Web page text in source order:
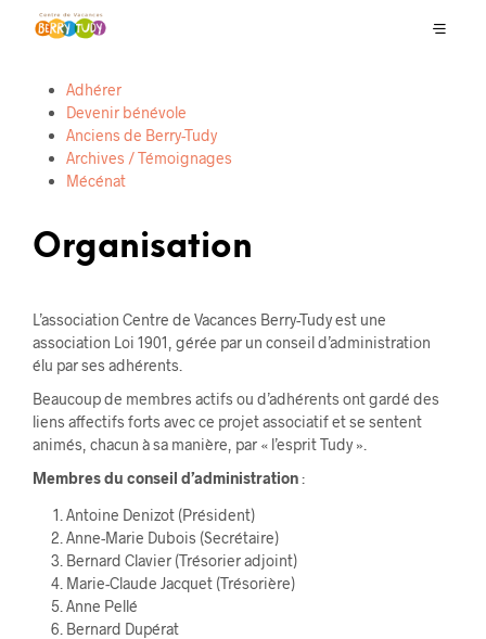
Adhérer
Devenir bénévole
Anciens de Berry-Tudy
Archives / Témoignages
Mécénat
Organisation
L’association Centre de Vacances Berry-Tudy est une
association Loi 1901, gérée par un conseil d’administration
élu par ses adhérents.
Beaucoup de membres actifs ou d’adhérents ont gardé des
liens affectifs forts avec ce projet associatif et se sentent
animés, chacun à sa manière, par « l’esprit Tudy ».
Membres du conseil d’administration:
Antoine Denizot (Président)
Anne-Marie Dubois (Secrétaire)
Bernard Clavier (Trésorier adjoint)
Marie-Claude Jacquet (Trésorière)
Anne Pellé
Bernard Dupérat